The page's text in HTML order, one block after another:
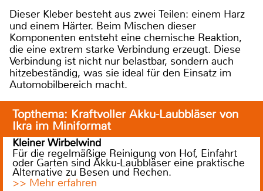
Dieser Kleber besteht aus zwei Teilen: einem Harz
und einem Härter. Beim Mischen dieser
Komponenten entsteht eine chemische Reaktion,
die eine extrem starke Verbindung erzeugt. Diese
Verbindung ist nicht nur belastbar, sondern auch
hitzebeständig, was sie ideal für den Einsatz im
Automobilbereich macht.
Topthema: Kraftvoller Akku-Laubbläser von
Ikra im Miniformat
Kleiner Wirbelwind
Für die regelmäßige Reinigung von Hof, Einfahrt
oder Garten sind Akku-Laubbläser eine praktische
Alternative zu Besen und Rechen.
>> Mehr erfahren